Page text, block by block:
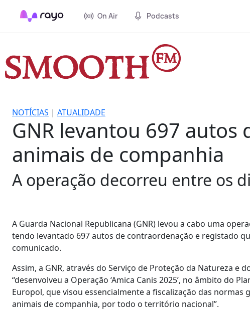
On Air Podcasts
NOTÍCIAS | ATUALIDADE
GNR levantou 697
animais de companhia
A operação decorreu entre os
A Guarda Nacional Republicana (GNR) levou a cabo uma
tendo levantado 697 autos de contraordenação e registado
comunicado.
Assim, a GNR, através do Serviço de Proteção da Natureza e
“desenvolveu a Operação ‘Amica Canis 2025’, no âmbito do
Europol, que visou essencialmente a fiscalização das
animais de companhia, por todo o território nacional”.